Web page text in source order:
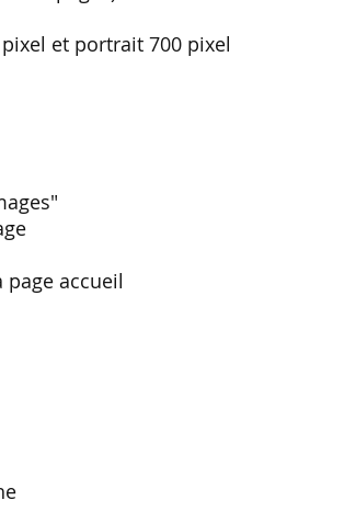
et portrait 700 pixel
accueil